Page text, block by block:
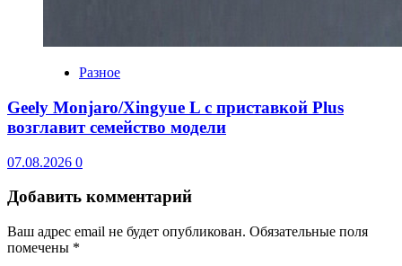
Разное
Geely Monjaro/Xingyue L с приставкой Plus
возглавит семейство модели
07.08.2026 0
Добавить комментарий
Ваш адрес email не будет опубликован. Обязательные поля
помечены *